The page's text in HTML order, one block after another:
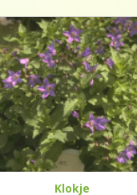
Klokje